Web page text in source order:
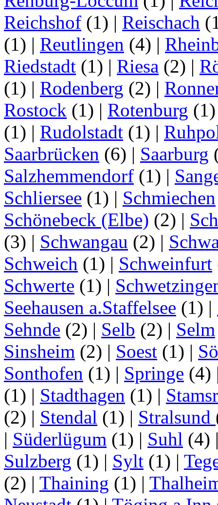
Reichshof (1) | Reischach
(1) | Reutlingen (4) |
Riedstadt (1) | Riesa (2) |
(1) | Rodenberg (2) |
Rostock (1) | Rotenburg
(1) | Rudolstadt (1) |
Saarbrücken (6) | Saarburg
Salzhemmendorf (1) |
Schliersee (1) | Schmiechen
Schönebeck (Elbe) (2) |
(3) | Schwangau (2) |
Schweich (1) | Schweinfurt
Schwerte (1) |
Seehausen a.Staffelsee (1) |
Sehnde (2) | Selb (2) | Selm
Sinsheim (2) | Soest (1) |
Sonthofen (1) | Springe (4)
(1) | Stadthagen (1) |
(2) | Stendal (1) | Stralsund
| Süderlügum (1) | Suhl (4)
Sulzberg (1) | Sylt (1) |
(2) | Thaining (1) |